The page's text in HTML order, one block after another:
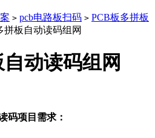
> pcb电路板扫码 > PCB板多拼板
拼板自动读码组网
动读码组网
项目需求：